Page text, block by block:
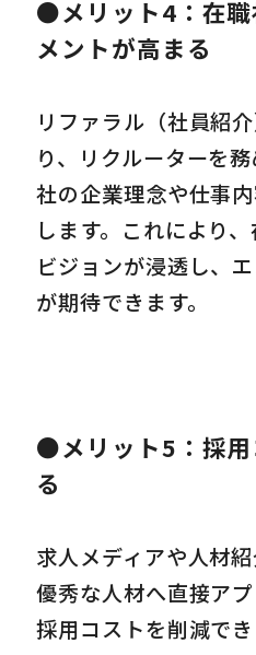
●メリット4：在
メントが高まる
リファラル（社員紹
り、リクルーターを
社の企業理念や仕事
します。これにより
ビジョンが浸透し、
が期待できます。
●メリット5：採
る
求人メディアや人材紹
優秀な人材へ直接ア
採用コストを削減でき